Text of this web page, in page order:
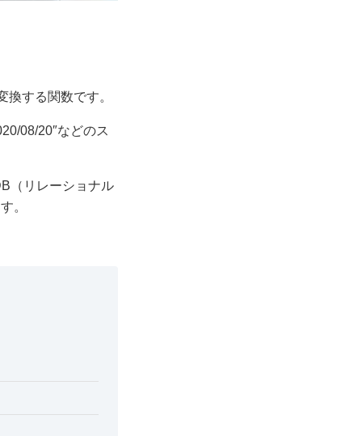
する関数です。
08/20″などのス
（リレーショナル
。